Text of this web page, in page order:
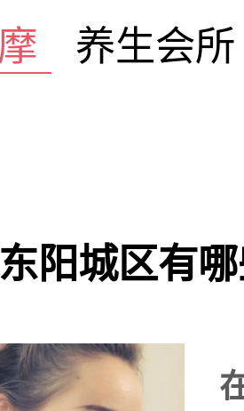
养生会所
阳城区有